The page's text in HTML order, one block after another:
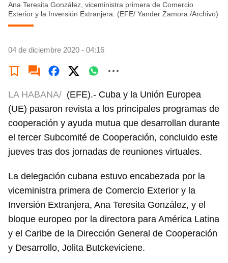
Ana Teresita González, viceministra primera de Comercio
Exterior y la Inversión Extranjera. (EFE/ Yander Zamora /Archivo)
04 de diciembre 2020 - 04:16
LA HABANA/ (EFE).- Cuba y la Unión Europea
(UE) pasaron revista a los principales programas de
cooperación y ayuda mutua que desarrollan durante
el tercer Subcomité de Cooperación, concluido este
jueves tras dos jornadas de reuniones virtuales.
La delegación cubana estuvo encabezada por la
viceministra primera de Comercio Exterior y la
Inversión Extranjera, Ana Teresita González, y el
bloque europeo por la directora para América Latina
y el Caribe de la Dirección General de Cooperación
y Desarrollo, Jolita Butckeviciene.